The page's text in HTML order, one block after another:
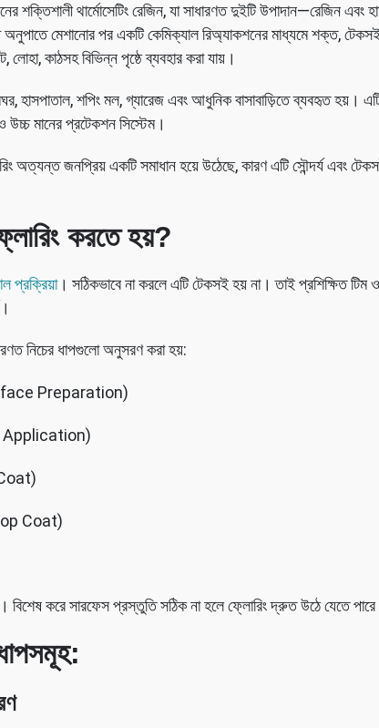
থার্মোসেটিং রেজিন, যা সাধারণত দুইটি উপাদান—রেজিন এবং
অনুপাতে মেশানোর পর একটি কেমিক্যাল রিঅ্যাকশনের মাধ্যমে শক্ত,
কাঠসহ বিভিন্ন পৃষ্ঠে ব্যবহার করা যায়।
হাসপাতাল, শপিং মল, গ্যারেজ এবং আধুনিক বাসাবাড়িতে ব্যবহৃত হয়।
উচ্চ মানের প্রটেকশন সিস্টেম।
অত্যন্ত জনপ্রিয় একটি সমাধান হয়ে উঠেছে, কারণ এটি সৌন্দর্য এবং
করতে হয়?
প্রক্রিয়া। সঠিকভাবে না করলে এটি টেকসই হয় না। তাই প্রশিক্ষিত টিম ও
নিচের ধাপগুলো অনুসরণ করা হয়:
Preparation)
Application)
Coat)
করে সারফেস প্রস্তুতি সঠিক না হলে ফ্লোরিং দ্রুত উঠে যেতে